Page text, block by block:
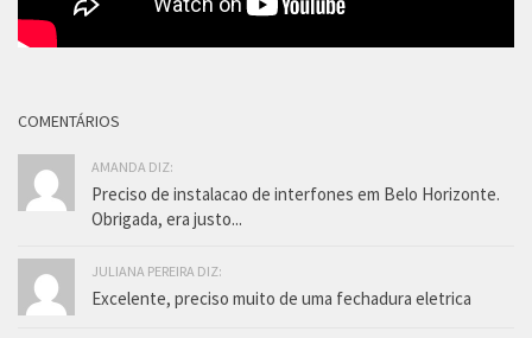
COMENTÁRIOS
AMANDA DIZ:
Preciso de instalacao de interfones em Belo Horizonte.
Obrigada, era justo...
JULIANA PEREIRA DIZ:
Excelente, preciso muito de uma fechadura eletrica